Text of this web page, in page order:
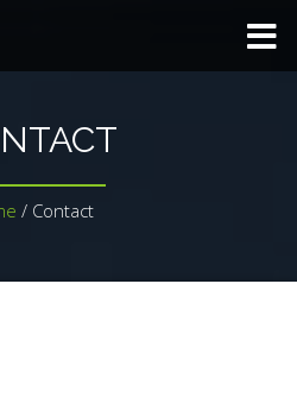
TYPE
/ Contact